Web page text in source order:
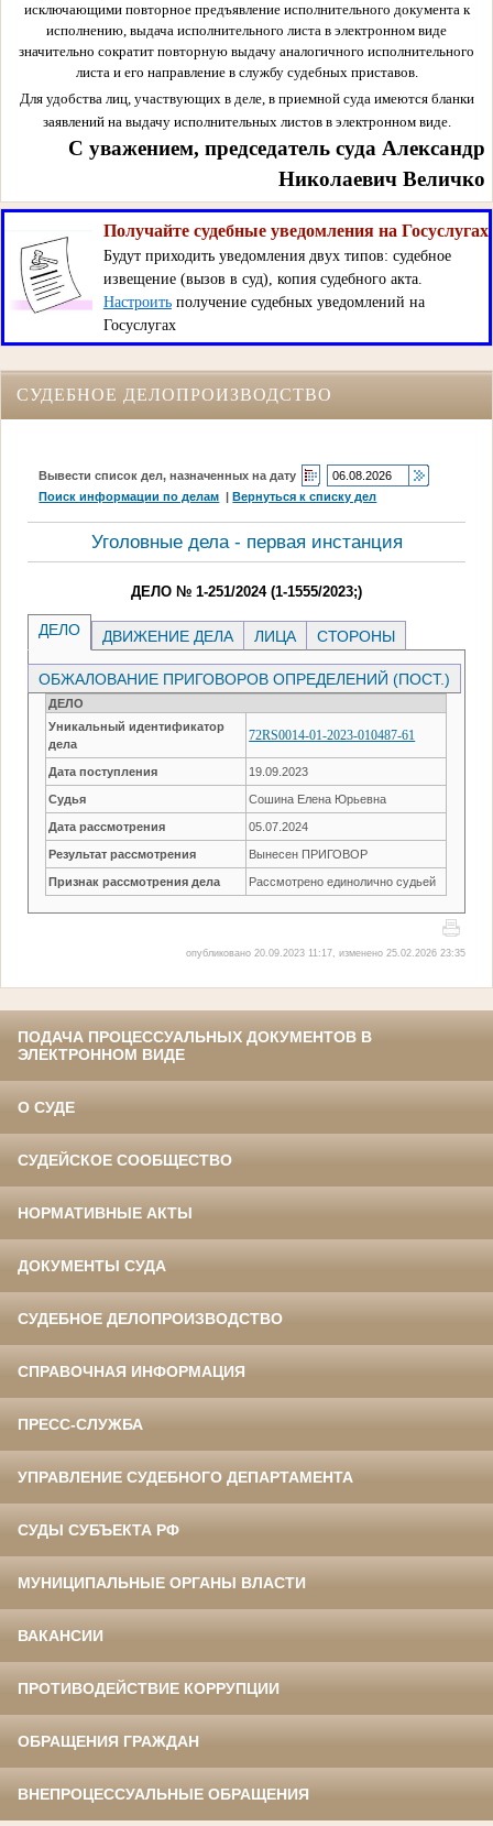
исключающими повторное предъявление исполнительного документа к
исполнению, выдача исполнительного листа в электронном виде
значительно сократит повторную выдачу аналогичного исполнительного
листа и его направление в службу судебных приставов.
Для удобства лиц, участвующих в деле, в приемной суда имеются бланки
заявлений на выдачу исполнительных листов в электронном виде.
С уважением, председатель суда Александр
Николаевич Величко
Получайте судебные уведомления на Госуслугах
Будут приходить уведомления двух типов: судебное
извещение (вызов в суд), копия судебного акта.
Настроитьполучение судебных уведомлений на
Госуслугах
СУДЕБНОЕ ДЕЛОПРОИЗВОДСТВО
Вывести список дел, назначенных на дату
Поиск информации по делам |Вернуться к списку дел
Уголовные дела - первая инстанция
ДЕЛО № 1-251/2024 (1-1555/2023;)
ДЕЛО ДВИЖЕНИЕ ДЕЛА ЛИЦА СТОРОНЫ
ОБЖАЛОВАНИЕ ПРИГОВОРОВ ОПРЕДЕЛЕНИЙ (ПОСТ.)
ДЕЛО
Уникальный идентификатор
дела
72RS0014-01-2023-010487-61
Дата поступления 19.09.2023
Судья Сошина Елена Юрьевна
Дата рассмотрения 05.07.2024
Результат рассмотрения Вынесен ПРИГОВОР
Признак рассмотрения дела Рассмотрено единолично судьей
опубликовано 20.09.2023 11:17, изменено 25.02.2026 23:35
ПОДАЧА ПРОЦЕССУАЛЬНЫХ ДОКУМЕНТОВ В
ЭЛЕКТРОННОМ ВИДЕ
О СУДЕ
СУДЕЙСКОЕ СООБЩЕСТВО
НОРМАТИВНЫЕ АКТЫ
ДОКУМЕНТЫ СУДА
СУДЕБНОЕ ДЕЛОПРОИЗВОДСТВО
СПРАВОЧНАЯ ИНФОРМАЦИЯ
ПРЕСС-СЛУЖБА
УПРАВЛЕНИЕ СУДЕБНОГО ДЕПАРТАМЕНТА
СУДЫ СУБЪЕКТА РФ
МУНИЦИПАЛЬНЫЕ ОРГАНЫ ВЛАСТИ
ВАКАНСИИ
ПРОТИВОДЕЙСТВИЕ КОРРУПЦИИ
ОБРАЩЕНИЯ ГРАЖДАН
ВНЕПРОЦЕССУАЛЬНЫЕ ОБРАЩЕНИЯ